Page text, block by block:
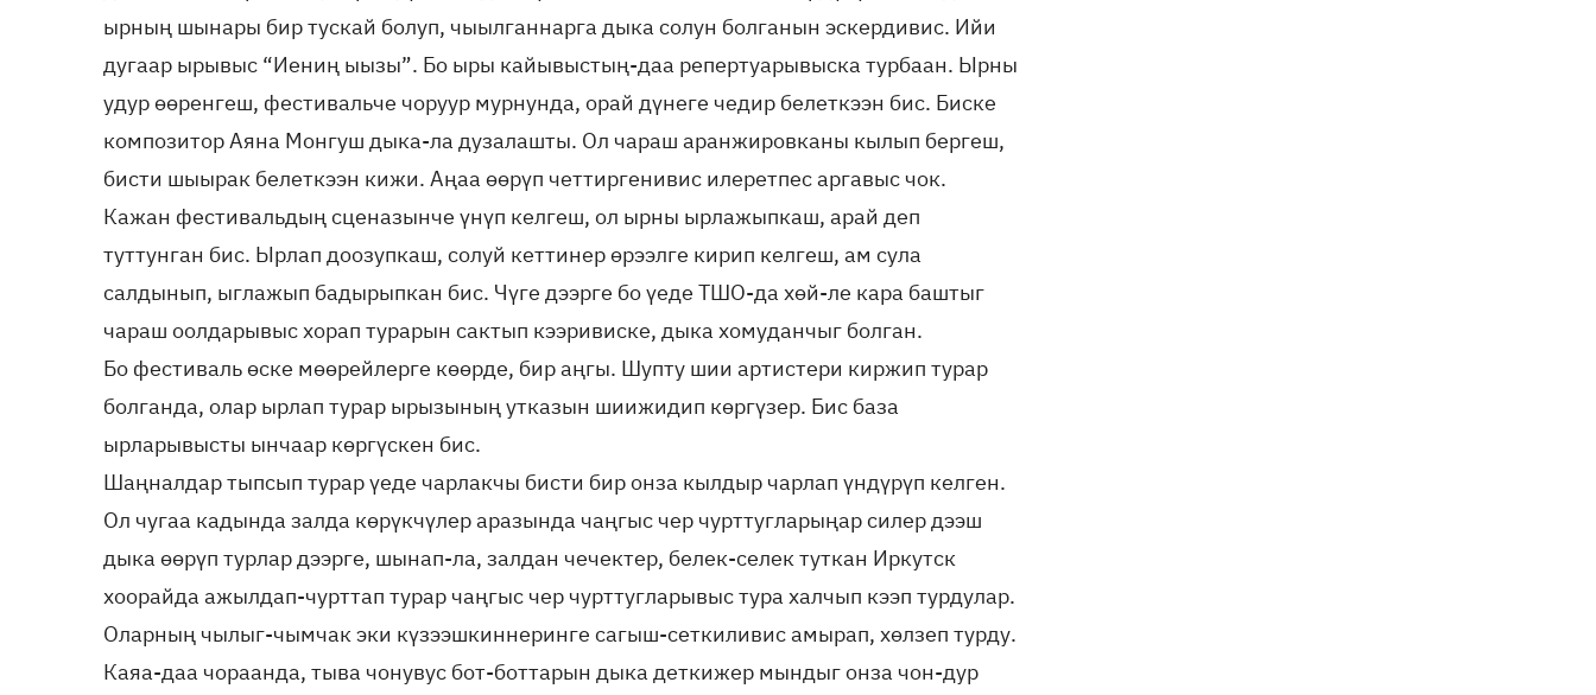
ырның шынары бир тускай болуп, чыылганнарга дыка солун болганын эскердивис. Ийи
дугаар ырывыс “Иениң ыызы”. Бо ыры кайывыстың-даа репертуарывыска турбаан. Ырны
удур өөренгеш, фестивальче чоруур мурнунда, орай дүнеге чедир белеткээн бис. Биске
композитор Аяна Монгуш дыка-ла дузалашты. Ол чараш аранжировканы кылып бергеш,
бисти шыырак белеткээн кижи. Аңаа өөрүп четтиргенивис илеретпес аргавыс чок.
Кажан фестивальдың сценазынче үнүп келгеш, ол ырны ырлажыпкаш, арай деп
туттунган бис. Ырлап доозупкаш, солуй кеттинер өрээлге кирип келгеш, ам сула
салдынып, ыглажып бадырыпкан бис. Чүге дээрге бо үеде ТШО-да хөй-ле кара баштыг
чараш оолдарывыс хорап турарын сактып кээривиске, дыка хомуданчыг болган.
Бо фестиваль өске мөөрейлерге көөрде, бир аңгы. Шупту шии артистери киржип турар
болганда, олар ырлап турар ырызының утказын шиижидип көргүзер. Бис база
ырларывысты ынчаар көргүскен бис.
Шаңналдар тыпсып турар үеде чарлакчы бисти бир онза кылдыр чарлап үндүрүп келген.
Ол чугаа кадында залда көрүкчүлер аразында чаңгыс чер чурттугларыңар силер дээш
дыка өөрүп турлар дээрге, шынап-ла, залдан чечектер, белек-селек туткан Иркутск
хоорайда ажылдап-чурттап турар чаңгыс чер чурттугларывыс тура халчып кээп турдулар.
Оларның чылыг-чымчак эки күзээшкиннеринге сагыш-сеткиливис амырап, хөлзеп турду.
Каяа-даа чораанда, тыва чонувус бот-боттарын дыка деткижер мындыг онза чон-дур